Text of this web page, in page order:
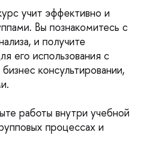
учит эффективно и
Вы познакомитесь с
и получите
его использования с
консультировании,
работы внутри учебной
процессах и